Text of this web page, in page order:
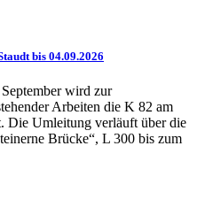
bis 04.09.2026
wird zur
Arbeiten die K 82 am
Die Umleitung verläuft über die
Brücke“, L 300 bis zum